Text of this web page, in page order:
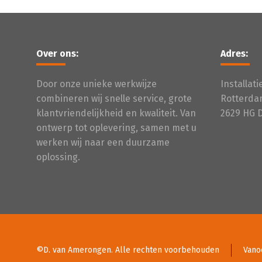
Over ons:
Door onze unieke werkwijze
combineren wij snelle service, grote
klantvriendelijkheid en kwaliteit. Van
ontwerp tot oplevering, samen met u
werken wij naar een duurzame
oplossing.
Adres:
2629 HG
©D. van Amerongen. Alle rechten voorbehouden